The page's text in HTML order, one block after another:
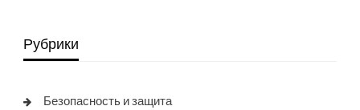
Рубрики
Безопасность и защита